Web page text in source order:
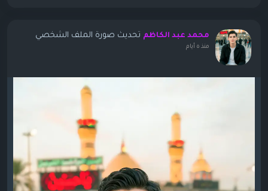
محمد عبد الكاظم تحديث صورة الملف الشخصي
منذ ٥ أيام